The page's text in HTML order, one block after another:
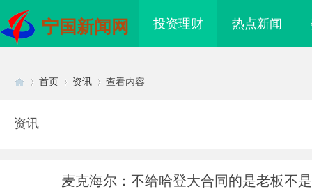
宁国新闻网 投资理财 热点新闻
首页 资讯 查看内容
资讯
麦克海尔：不给哈登大合同的是老板不